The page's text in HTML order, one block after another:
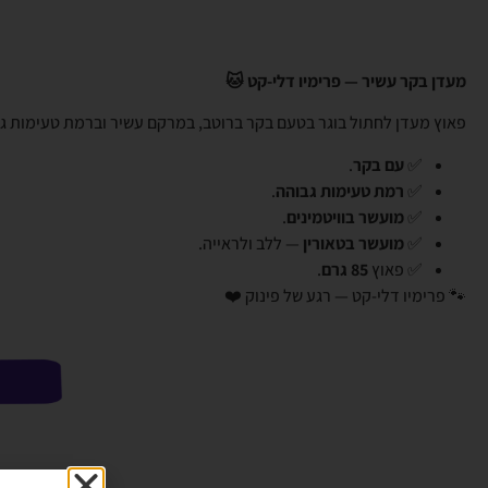
מעדן בקר עשיר — פרימיו דלי-קט 🐱
פאוץ מעדן לחתול בוגר בטעם בקר ברוטב, במרקם עשיר וברמת טעימות
✅ עם בקר.
✅ רמת טעימות גבוהה.
✅ מועשר בוויטמינים.
✅ מועשר בטאורין — ללב ולראייה.
✅ פאוץ 85 גרם
.
🐾 פרימיו דלי-קט — רגע של פינוק ❤️